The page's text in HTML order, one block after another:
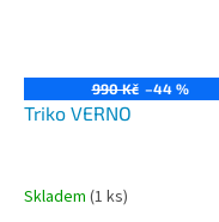
990 Kč –44 %
Triko VERNO
Skladem (1 ks)